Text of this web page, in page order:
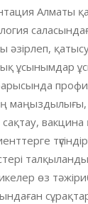
Алматы
әзірлеп,
ұсынымдар
маңыздылығы,
сақтау, вакцина
өз